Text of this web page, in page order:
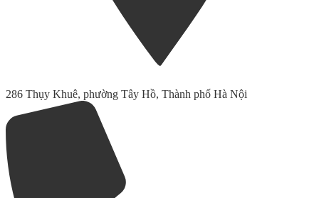
286 Thụy Khuê, phường Tây Hồ, Thành phố Hà Nội